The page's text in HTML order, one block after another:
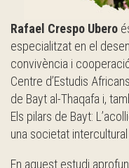
Rafael Crespo Ubero
especialitzat en el
convivència i
Centre d’Estudis
de Bayt al-Thaqafa i,
Els pilars de Bayt:
una societat
En aquest estudi